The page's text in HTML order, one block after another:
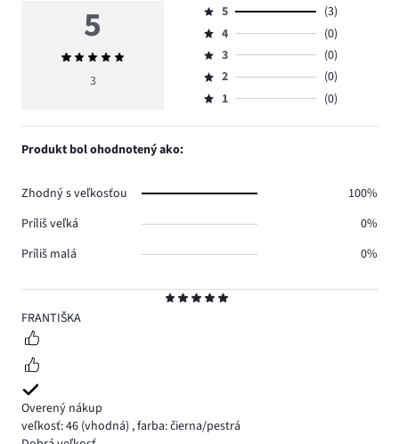
5
FRANTIŠKA
Overený nákup
veľkosť: 46 (vhodná) ,farba: čierna/pestrá
5
Priemerné
hodnotenie
3
Hodnotenie
5,
počet
hlasov
3.
5
(3)
Hodnotenie
4,
počet
hlasov
4
(0)
Hodnotenie
3,
počet
3
(0)
Hodnotenie
2,
2
(0)
Hodnotenie
1,
1 (0)
Produkt bol ohodnotený ako:
Zhodný s veľkosťou
100%
Príliš veľká
0%
Príliš malá
0%